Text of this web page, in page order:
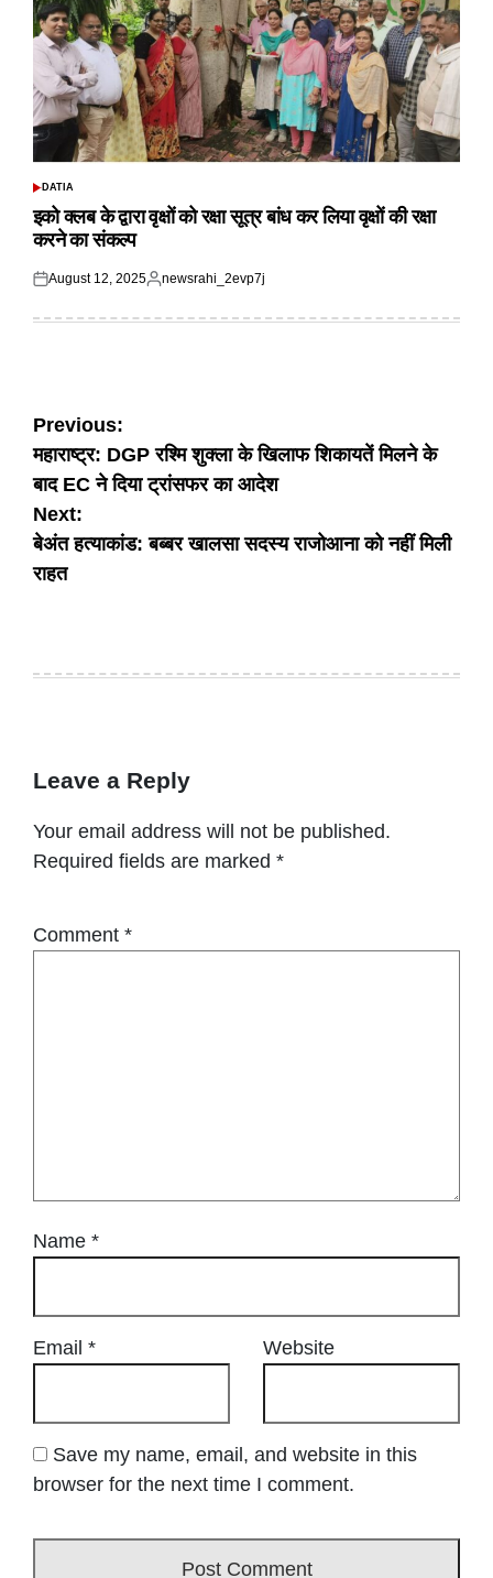
POSTED
DATIA
इको क्लब के द्वारा वृक्षों को रक्षा सूत्र बांध कर लिया वृक्षों की रक्षा
करने का संकल्प
Posted
August 12, 2025
Posted
newsrahi_2evp7j
Post
navigation
Previous:
महाराष्ट्र: DGP रश्मि शुक्ला के खिलाफ शिकायतें मिलने के
बाद EC ने दिया ट्रांसफर का आदेश
Next:
बेअंत हत्याकांड: बब्बर खालसा सदस्य राजोआना को नहीं मिली
राहत
Leave a Reply
Your email address will not be published.
Required fields are marked *
Comment *
Name *
Email * Website
Save my name, email, and website in this
browser for the next time I comment.